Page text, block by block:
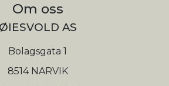
Om oss
ØIESVOLD AS
Bolagsgata 1
8514 NARVIK